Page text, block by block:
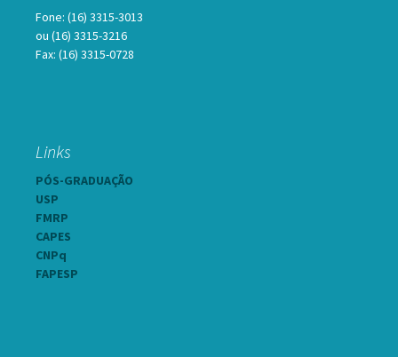
Fone: (16) 3315-3013
ou (16) 3315-3216
Fax: (16) 3315-0728
Links
PÓS-GRADUAÇÃO
USP
FMRP
CAPES
CNPq
FAPESP